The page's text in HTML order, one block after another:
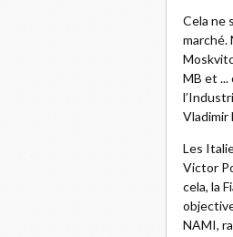
Cela ne
marché.
MB et
Vladimir
Les
Victor
cela, la
NAMI,